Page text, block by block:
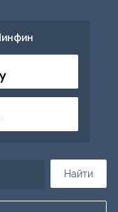
Найти